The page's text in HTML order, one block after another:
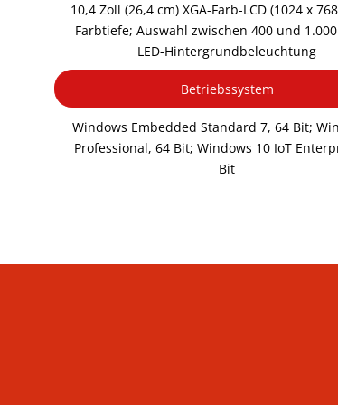
10,4 Zoll (26,4 cm) XGA-Farb-LCD (1024 x
Farbtiefe; Auswahl zwischen 400 und
LED-Hintergrundbeleuchtung
Betriebssystem
Windows Embedded Standard 7, 64 Bit;
Professional, 64 Bit; Windows 10 IoT
Bit